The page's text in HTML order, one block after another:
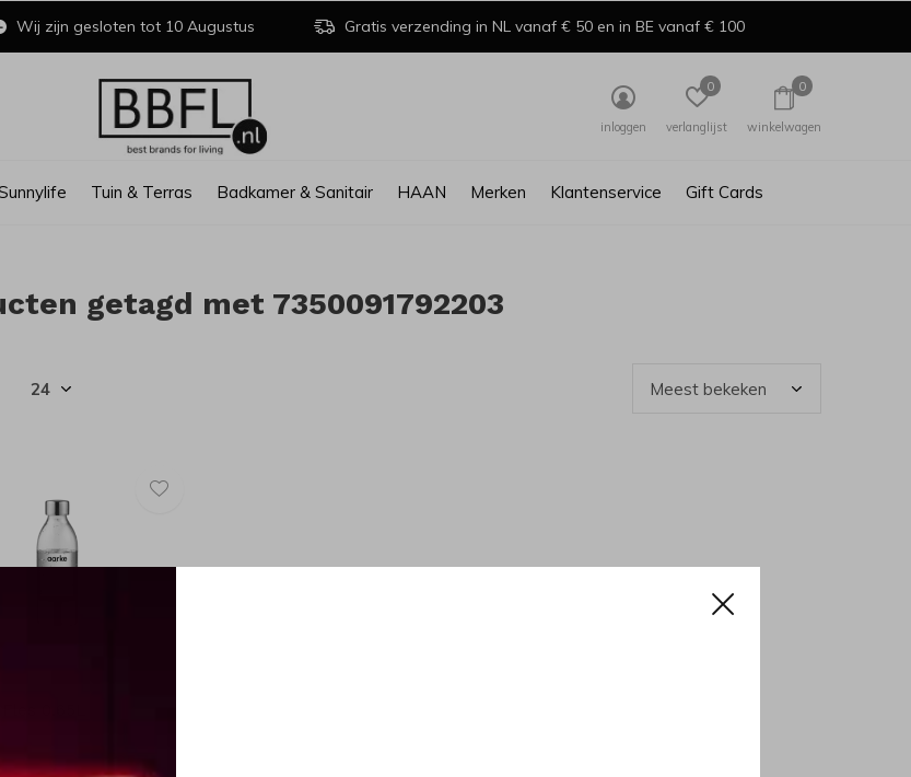
Tuin & Terras Badkamer & Sanitair HAAN Merken Klantenservice Gift Cards
inloggen verlanglijst
0
winkelwagen
0
Wij zijn gesloten tot 10 Augustus Gratis verzending in NL vanaf € 50 en in BE vanaf € 100
getagd met 7350091792203